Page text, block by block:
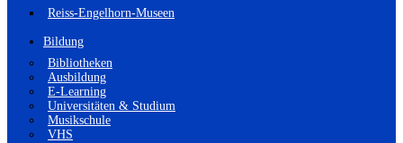
Reiss-Engelhorn-Museen
Bildung
Bibliotheken
Ausbildung
E-Learning
Universitäten & Studium
Musikschule
VHS